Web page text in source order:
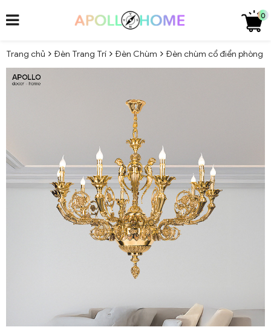
0
Trang chủ Đèn Trang Trí Đèn Chùm Đèn chùm cổ điển phòng